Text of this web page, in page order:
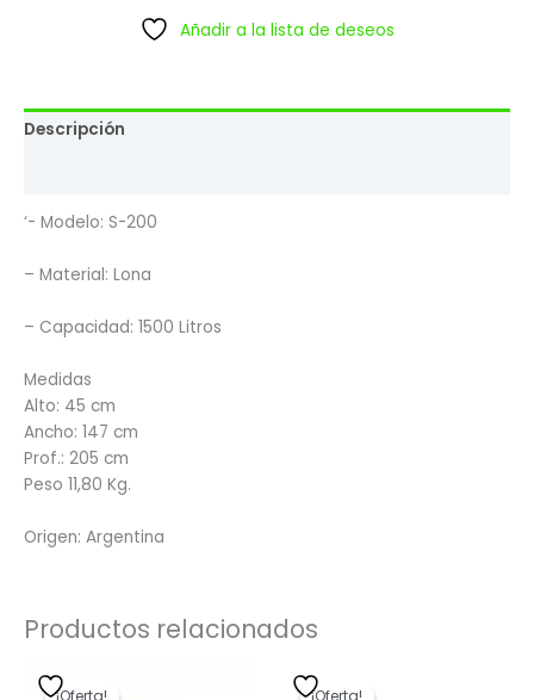
Añadir a la lista de deseos
Descripción
‘- Modelo: S-200
– Material: Lona
– Capacidad: 1500 Litros
Medidas
Alto: 45 cm
Ancho: 147 cm
Prof.: 205 cm
Peso 11,80 Kg.
Origen: Argentina
Productos relacionados
¡Oferta!
¡Oferta!precio
¡Oferta!
¡Oferta!precio